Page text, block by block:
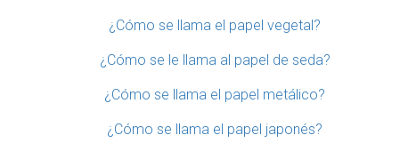
¿Cómo se llama el papel vegetal?
¿Cómo se le llama al papel de seda?
¿Cómo se llama el papel metálico?
¿Cómo se llama el papel japonés?